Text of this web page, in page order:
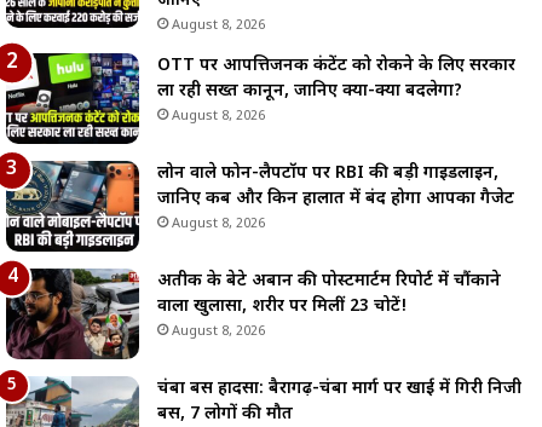
August 8, 2026
OTT पर आपत्तिजनक कंटेंट को रोकने के लिए सरकार
ला रही सख्त कानून, जानिए क्या-क्या बदलेगा?
August 8, 2026
लोन वाले फोन-लैपटॉप पर RBI की बड़ी गाइडलाइन,
जानिए कब और किन हालात में बंद होगा आपका गैजेट
August 8, 2026
अतीक के बेटे अबान की पोस्टमार्टम रिपोर्ट में चौंकाने
वाला खुलासा, शरीर पर मिलीं 23 चोटें!
August 8, 2026
चंबा बस हादसा: बैरागढ़-चंबा मार्ग पर खाई में गिरी निजी
बस, 7 लोगों की मौत